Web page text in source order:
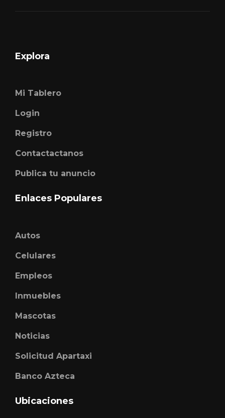
Explora
Mi Tablero
Login
Registro
Contactactanos
Publica tu anuncio
Enlaces Populares
Autos
Celulares
Empleos
Inmuebles
Mascotas
Noticias
Solicitud Apartaxi
Banco Azteca
Ubicaciones